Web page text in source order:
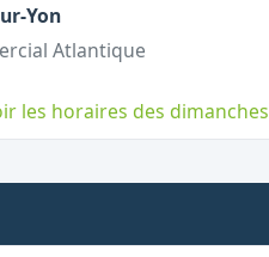
Yon,
Atlantique
les horaires des dimanches